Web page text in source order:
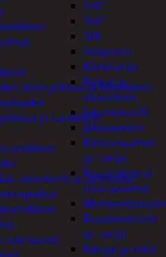
1/4"
3/4"
3/8
Adapterit
Kärkisarjat
Räikät ja
vääntimet
Iskumeisselit
Jakoavaimet
Kiintoavaimet
ja -sarjat
Kuusiokolo ja
torx-avaimet
Ruuvimeisselit
ja -sarjat
Nitojat ja niitit
kiristysliinat ja kiinnikkeet
ja tarvikkeet
skootterit ja ajoneuvot
sup-laudat